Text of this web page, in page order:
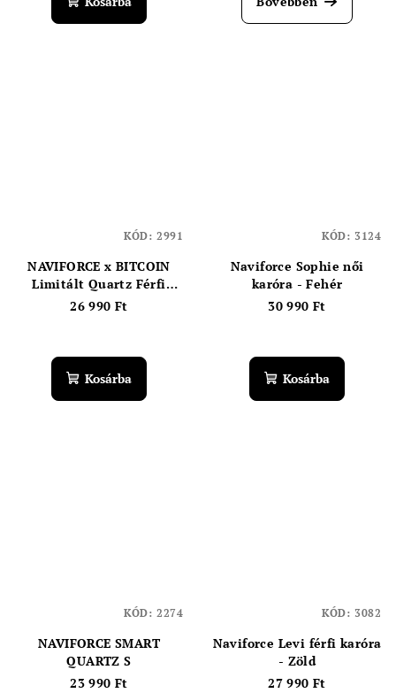
NAVIFORCE x BITCOIN
Limitált Quartz Férfi
karóra
26 990 Ft
Kosárba
KÓD: 2991
Naviforce Sophie női
karóra - Fehér
30 990 Ft
Kosárba
KÓD: 3124
NAVIFORCE SMART
QUARTZ S
23 990 Ft
KÓD: 2274
Naviforce Levi férfi karóra
- Zöld
27 990 Ft
KÓD: 3082